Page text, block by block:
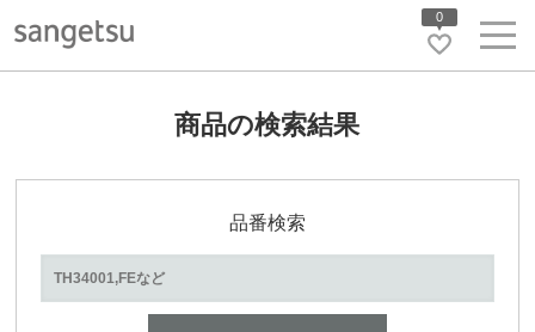
0
商品の検索結果
品番検索